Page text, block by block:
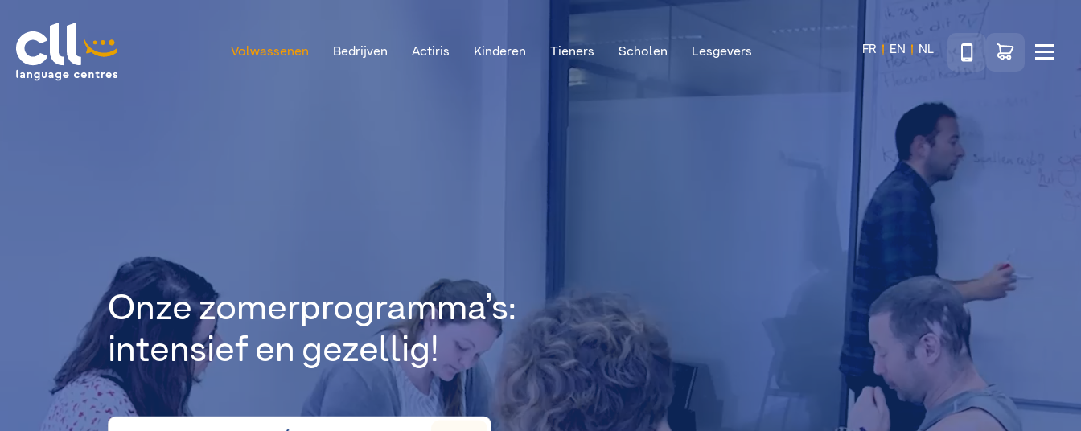
CLL
Volwassenen Bedrijven Actiris Kinderen Tieners Scholen Lesgevers FR EN NL
TéléphoneGa naar de
Onze zomerprogramma’s:
intensief en gezellig!